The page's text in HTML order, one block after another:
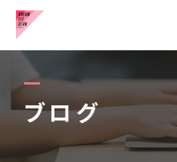
ブログ
健康的な
お
代